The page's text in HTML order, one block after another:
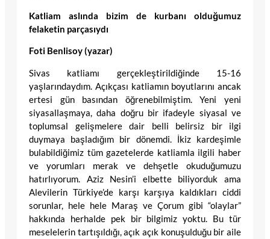
Katliam aslında bizim de kurbanı olduğumuz
felaketin parçasıydı
Foti Benlisoy (yazar)
Sivas katliamı gerçekleştirildiğinde 15-16
yaşlarındaydım. Açıkçası katliamın boyutlarını ancak
ertesi gün basından öğrenebilmiştim. Yeni yeni
siyasallaşmaya, daha doğru bir ifadeyle siyasal ve
toplumsal gelişmelere dair belli belirsiz bir ilgi
duymaya başladığım bir dönemdi. İkiz kardeşimle
bulabildiğimiz tüm gazetelerde katliamla ilgili haber
ve yorumları merak ve dehşetle okuduğumuzu
hatırlıyorum. Aziz Nesin’i elbette biliyorduk ama
Alevilerin Türkiye’de karşı karşıya kaldıkları ciddi
sorunlar, hele hele Maraş ve Çorum gibi “olaylar”
hakkında herhalde pek bir bilgimiz yoktu. Bu tür
meselelerin tartışıldığı, açık açık konuşulduğu bir aile